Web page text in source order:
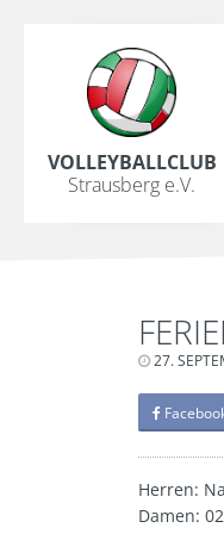
springen
Volleyballclub
Strausberg e.V.
27.
Herren:
Damen: